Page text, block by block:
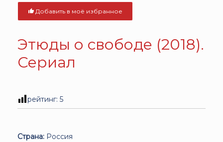
Добавить в моё избранное
Этюды о свободе (2018).
Сериал
рейтинг: 5
Страна: Россия